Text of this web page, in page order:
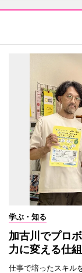
学ぶ・知る
加古川でプロ
力に変える仕
仕事で培ったスキル